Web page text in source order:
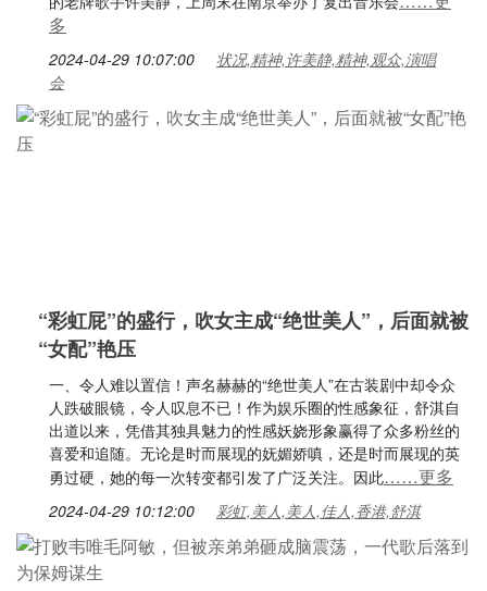
多
2024-04-29 10:07:00
状况,精神,许美静,精神,观众,演唱
会
“彩虹屁”的盛行，吹女主成“绝世美人”，后面就被
“女配”艳压
一、令人难以置信！声名赫赫的“绝世美人”在古装剧中却令众
人跌破眼镜，令人叹息不已！作为娱乐圈的性感象征，舒淇自
出道以来，凭借其独具魅力的性感妖娆形象赢得了众多粉丝的
喜爱和追随。无论是时而展现的妩媚娇嗔，还是时而展现的英
勇过硬，她的每一次转变都引发了广泛关注。因此……更多
2024-04-29 10:12:00 彩虹,美人,美人,佳人,香港,舒淇